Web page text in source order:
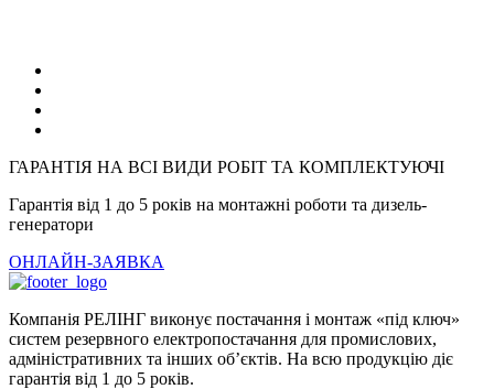
ГАРАНТІЯ НА ВСІ ВИДИ РОБІТ ТА КОМПЛЕКТУЮЧІ
Гарантія від 1 до 5 років на монтажні роботи та дизель-
генератори
ОНЛАЙН-ЗАЯВКА
Компанія РЕЛІНГ виконує постачання і монтаж «під ключ»
систем резервного електропостачання для промислових,
адміністративних та інших об’єктів. На всю продукцію діє
гарантія від 1 до 5 років.